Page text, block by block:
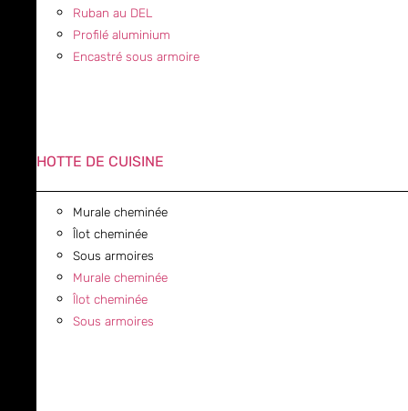
Ruban au DEL
Profilé aluminium
Encastré sous armoire
HOTTE DE CUISINE
Murale cheminée
Îlot cheminée
Sous armoires
Murale cheminée
Îlot cheminée
Sous armoires